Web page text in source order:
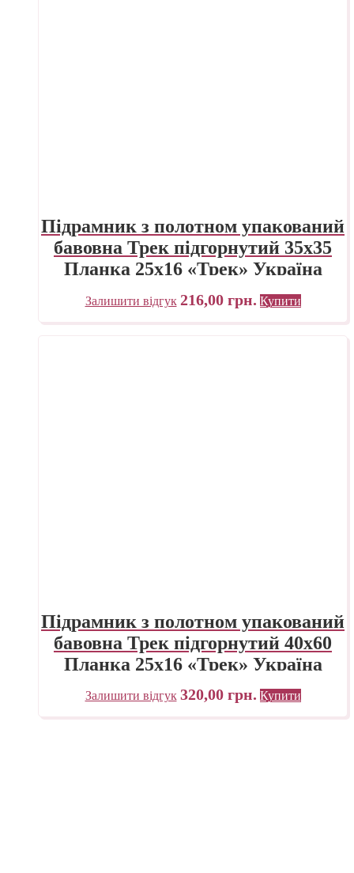
Підрамник з полотном упакований
бавовна Трек підгорнутий 35х35
Планка 25х16 «Трек» Україна
Залишити відгук 216,00 грн. Купити
Підрамник з полотном упакований
бавовна Трек підгорнутий 40х60
Планка 25х16 «Трек» Україна
Залишити відгук 320,00 грн. Купити